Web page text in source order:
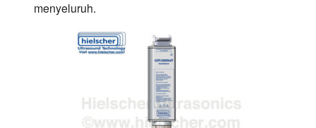
menyeluruh.